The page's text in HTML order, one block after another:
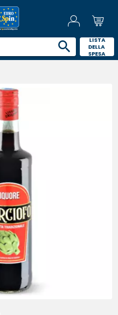
LISTA
DELLA
SPESA